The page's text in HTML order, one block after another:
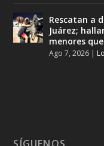
Rescatan a
Juárez;
menores
Ago 7, 2026